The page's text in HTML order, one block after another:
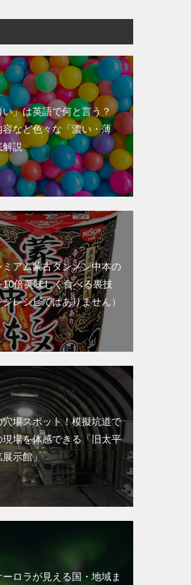
い」は英語で何と言う？
容など色々な「濃い・薄
解説
ミアム蒙古タンメン中本の
10倍美味しく食べる裏技
レシピではありません）
穴場スポット！模擬坑道で
現場を体感できる「旧太平
示館」
ーロラが見える国・地域ま